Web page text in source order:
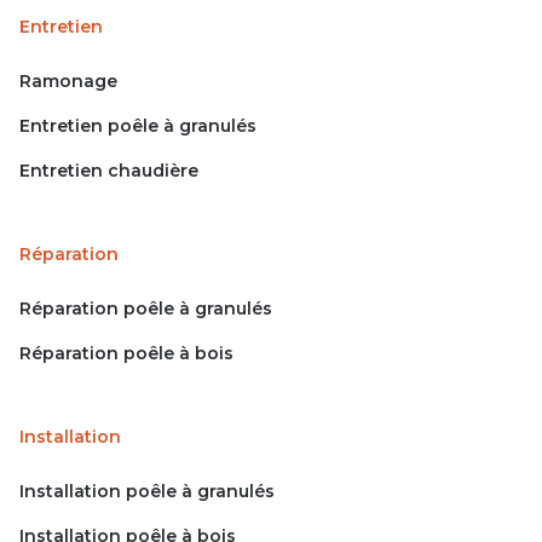
Entretien
Ramonage
Entretien poêle à granulés
Entretien chaudière
Réparation
Réparation poêle à granulés
Réparation poêle à bois
Installation
Installation poêle à granulés
Installation poêle à bois